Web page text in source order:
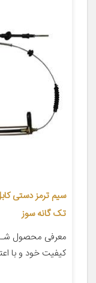
تک گانه سوز
معرفی محصول
کیفیت خود و با